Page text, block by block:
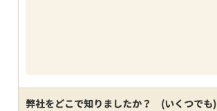
弊社をどこで知りましたか？ (いくつでも)